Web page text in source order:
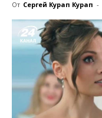
От Сергей Курап Курап -